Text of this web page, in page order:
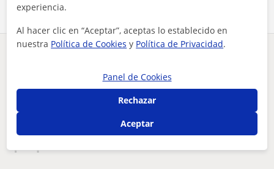
Tus clases particulares Biología
Bizkaia
clases particulares alumnos de universidad de biología, gené...
Otros profesores de Biología en Bizkaia
experiencia.
Al hacer clic en “Aceptar”, aceptas lo establecido en
nuestra Política de Cookies y Política de Privacidad.
Panel de Cookies
Rechazar
Aceptar